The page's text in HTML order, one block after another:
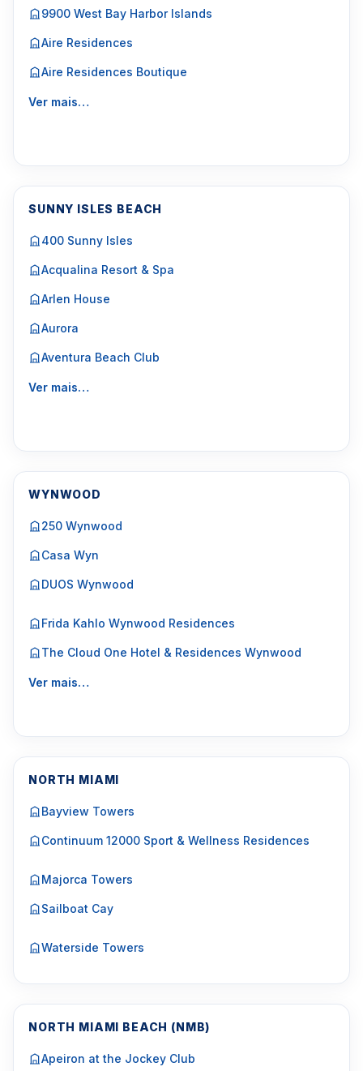
9900 West Bay Harbor Islands
Aire Residences
Aire Residences Boutique
Ver mais…
SUNNY ISLES BEACH
400 Sunny Isles
Acqualina Resort & Spa
Arlen House
Aurora
Aventura Beach Club
Ver mais…
WYNWOOD
250 Wynwood
Casa Wyn
DUOS Wynwood
Frida Kahlo Wynwood Residences
The Cloud One Hotel & Residences Wynwood
Ver mais…
NORTH MIAMI
Bayview Towers
Continuum 12000 Sport & Wellness Residences
Majorca Towers
Sailboat Cay
Waterside Towers
NORTH MIAMI BEACH (NMB)
Apeiron at the Jockey Club